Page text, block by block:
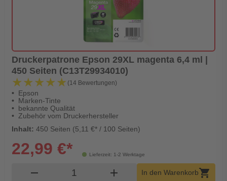
Druckerpatrone Epson 29XL magenta 6,4 ml |
450 Seiten (C13T29934010)
★★★★★
★★★★★ (14 Bewertungen)
Epson
Marken-Tinte
bekannte Qualität
Zubehör vom Druckerhersteller
Inhalt: 450 Seiten (5,11 €* / 100 Seiten)
Lieferzeit: 1-2 Werktage
22,99 €*
remove Produkt Warenkorb Menge
add In den Warenkorbshopping_cart